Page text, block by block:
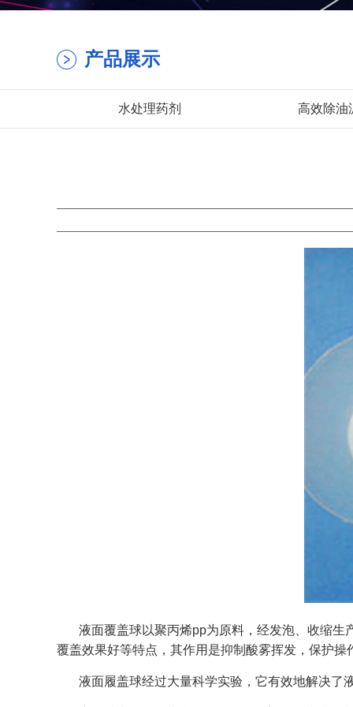
产品展示
水处理药剂 高效除油
液面覆盖球以聚丙烯pp为原料，经发泡、收缩生
覆盖效果好等特点，其作用是抑制酸雾挥发，保护
液面履盖球经过大量科学实验，它有效地解决了